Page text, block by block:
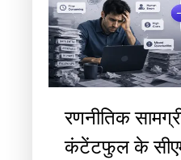
रणनीतिक
कंटेंटफुल के